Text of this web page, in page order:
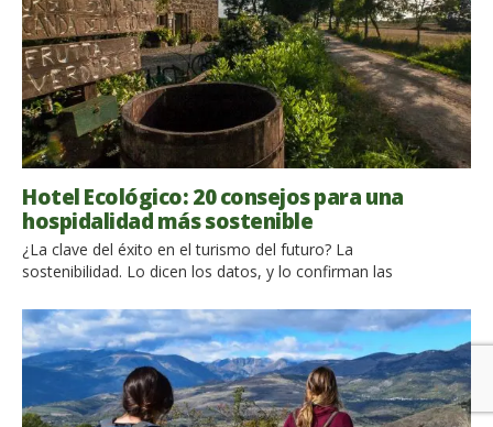
Hotel Ecológico: 20 consejos para una
hospidalidad más sostenible
¿La clave del éxito en el turismo del futuro? La
sostenibilidad. Lo dicen los datos, y lo confirman las
ecológicos. El planeta también nos lo pide: la sostenibilidad se
ha convertido en una obligación. Descubrimos 20 acciones
que puedes emprender inmediatamente para innovar tu
receptividad turística de manera respetuosa con […]